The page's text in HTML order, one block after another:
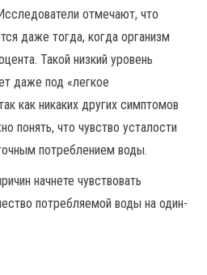
отмечают, что
даже тогда, когда организм
Такой низкий уровень
даже под «легкое
как никаких других симптомов
понять, что чувство усталости
потреблением воды.
начнете чувствовать
потребляемой воды на один-